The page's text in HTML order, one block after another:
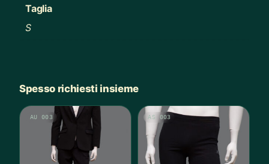
Taglia
S
Spesso richiesti insieme
AU 003 AS 003